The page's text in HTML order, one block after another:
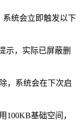
系统会立即触发以下
示，实际已屏蔽删
，系统会在下次启
100KB基础空间，